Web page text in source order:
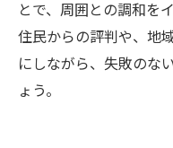
とで、周囲との調和を
住民からの評判や、地
にしながら、失敗のな
ょう。